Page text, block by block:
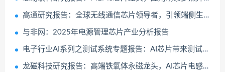
高通研究报告：全球无线通信芯片领导者，引领端侧生成式AI革命
与非网：2025年电源管理芯片产业分析报告
电子行业AI系列之测试系统专题报告：AI芯片带来测试新需求，国产化水平待进一步提升
龙磁科技研究报告：高端铁氧体永磁龙头，AI芯片电感和车载电感新星